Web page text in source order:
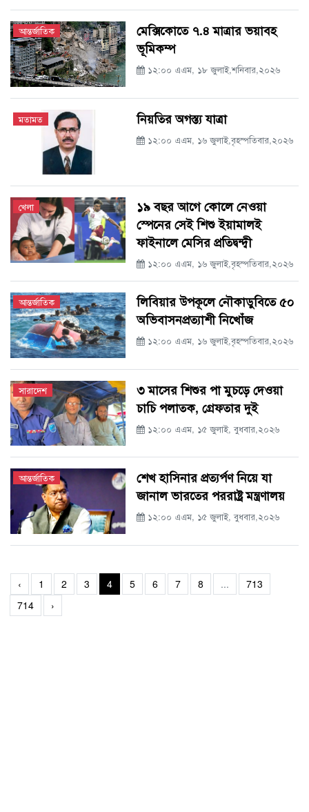
আন্তর্জাতিক
মেক্সিকোতে ৭.৪ মাত্রার ভয়াবহ
ভূমিকম্প
১২:০০ এএম, ১৮ জুলাই,শনিবার,২০২৬
মতামত নিয়তির অগস্ত্য যাত্রা
১২:০০ এএম, ১৬ জুলাই,বৃহস্পতিবার,২০২৬
খেলা
১৯ বছর আগে কোলে নেওয়া
স্পেনের সেই শিশু ইয়ামালই
ফাইনালে মেসির প্রতিদ্বন্দ্বী
১২:০০ এএম, ১৬ জুলাই,বৃহস্পতিবার,২০২৬
আন্তর্জাতিক
লিবিয়ার উপকূলে নৌকাডুবিতে ৫০
অভিবাসনপ্রত্যাশী নিখোঁজ
১২:০০ এএম, ১৬ জুলাই,বৃহস্পতিবার,২০২৬
সারাদেশ
৩ মাসের শিশুর পা মুচড়ে দেওয়া
চাচি পলাতক, গ্রেফতার দুই
১২:০০ এএম, ১৫ জুলাই, বুধবার,২০২৬
আন্তর্জাতিক
শেখ হাসিনার প্রত্যর্পণ নিয়ে যা
জানাল ভারতের পররাষ্ট্র মন্ত্রণালয়
১২:০০ এএম, ১৫ জুলাই, বুধবার,২০২৬
‹ 1 2 3 4 5 6 7 8 ...
713
714
›